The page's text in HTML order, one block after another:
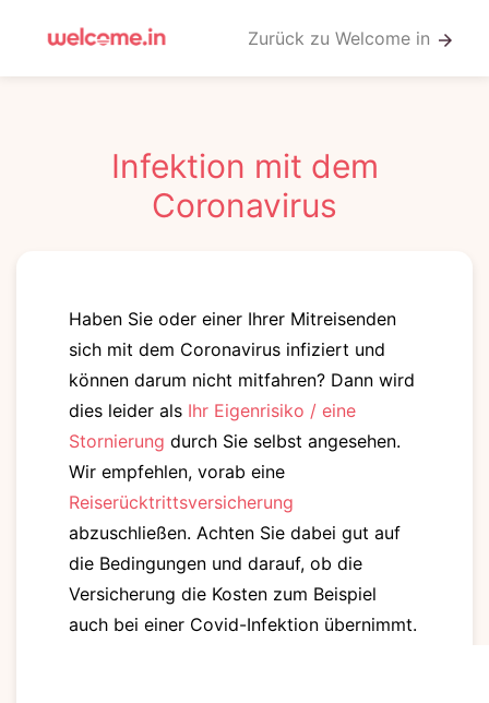
Zurück zu Welcome in arrow_forward
Infektion mit dem
Coronavirus
Haben Sie oder einer Ihrer Mitreisenden
sich mit dem Coronavirus infiziert und
können darum nicht mitfahren? Dann wird
dies leider als Ihr Eigenrisiko / eine
Stornierung durch Sie selbst angesehen.
Wir empfehlen, vorab eine
Reiserücktrittsversicherung
abzuschließen. Achten Sie dabei gut auf
die Bedingungen und darauf, ob die
Versicherung die Kosten zum Beispiel
auch bei einer Covid-Infektion übernimmt.